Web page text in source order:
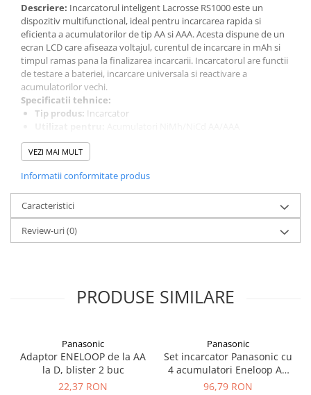
Descriere: Incarcatorul inteligent Lacrosse RS1000 este un
dispozitiv multifunctional, ideal pentru incarcarea rapida si
eficienta a acumulatorilor de tip AA si AAA. Acesta dispune de un
ecran LCD care afiseaza voltajul, curentul de incarcare in mAh si
timpul ramas pana la finalizarea incarcarii. Incarcatorul are functii
de testare a bateriei, incarcare universala si reactivare a
acumulatorilor vechi.
Specificatii tehnice:
Tip produs: Incarcator
Tensiune alimentare:
Culoare:Albastru/Alb
Functii:Testare baterie, incarcare universala, multiple
protectii, reactivare acumulatori vechi
Acest incarcator este potrivit pentru utilizare acasa, la birou sau
in calatorii, oferind o incarcare rapida si sigura pentru
acumulatorii tai.
VEZI MAI MULT
Informatii conformitate produs
Caracteristici
Review-uri(0)
PRODUSE SIMILARE
Panasonic
Adaptor ENELOOP de la AA
la D, blister 2 buc
22,37 RON
Panasonic
Set incarcator Panasonic cu
4 acumulatori Eneloop AA
min 1900mah (K-
96,79 RON